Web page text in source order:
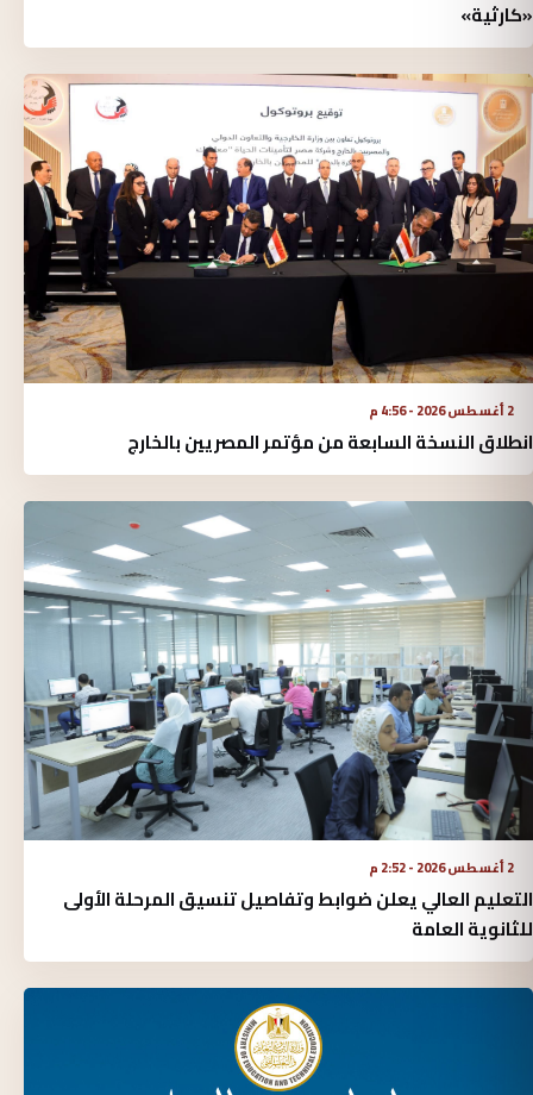
«كارثية»‏
2 أغسطس 2026 - 4:56 م
انطلاق النسخة السابعة من مؤتمر المصريين بالخارج
2 أغسطس 2026 - 2:52 م
التعليم العالي يعلن ضوابط وتفاصيل تنسيق المرحلة الأولى
للثانوية العامة